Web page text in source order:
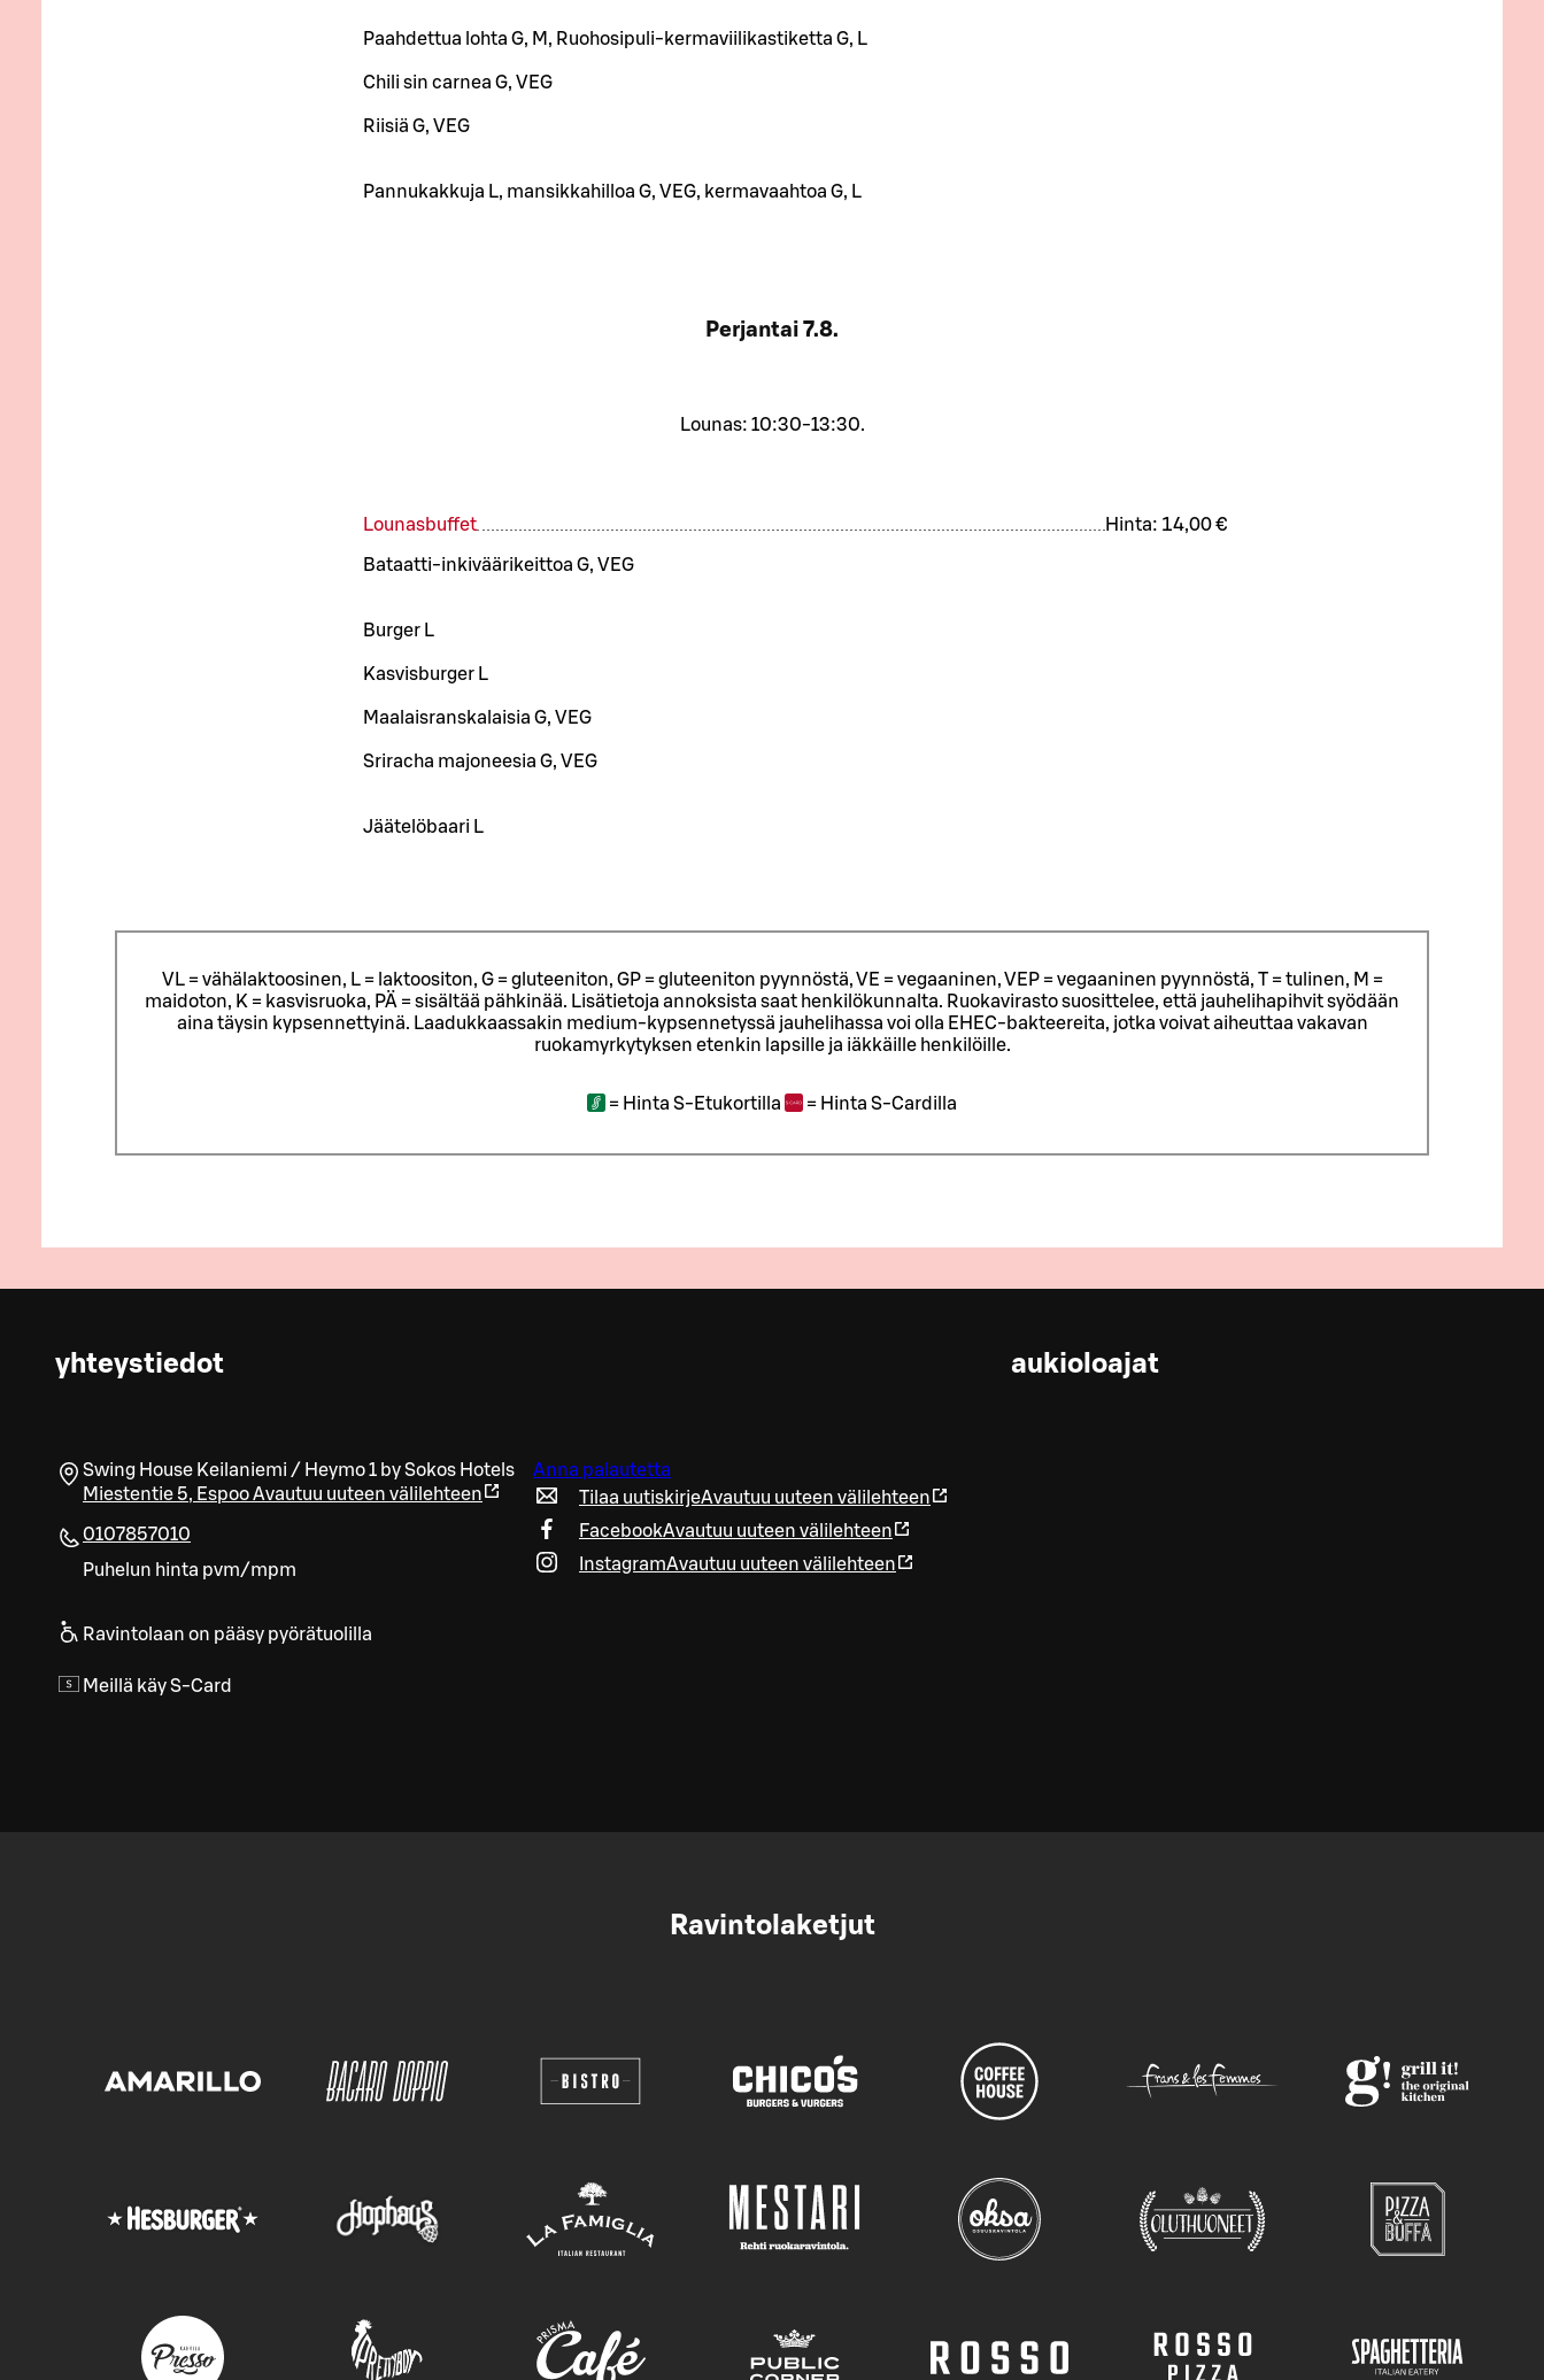
Paahdettua lohta G, M, Ruohosipuli-kermaviilikastiketta G, L
Chili sin carnea G, VEG
Riisiä G, VEG
Pannukakkuja L, mansikkahilloa G, VEG, kermavaahtoa G, L
Perjantai 7.8.
Lounas: 10:30-13:30.
Lounasbuffet Hinta: 14,00 €
Bataatti-inkiväärikeittoa G, VEG
Burger L
Kasvisburger L
Maalaisranskalaisia G, VEG
Sriracha majoneesia G, VEG
Jäätelöbaari L
VL = vähälaktoosinen, L = laktoositon, G = gluteeniton, GP = gluteeniton pyynnöstä, VE = vegaaninen, VEP = vegaaninen pyynnöstä, T = tulinen, M =
maidoton, K = kasvisruoka, PÄ = sisältää pähkinää. Lisätietoja annoksista saat henkilökunnalta. Ruokavirasto suosittelee, että jauhelihapihvit syödään
aina täysin kypsennettyinä. Laadukkaassakin medium-kypsennetyssä jauhelihassa voi olla EHEC-bakteereita, jotka voivat aiheuttaa vakavan
ruokamyrkytyksen etenkin lapsille ja iäkkäille henkilöille.
= Hinta S-Etukortilla = Hinta S-Cardilla
yhteystiedot
Swing House Keilaniemi / Heymo 1 by Sokos Hotels
Miestentie 5, EspooAvautuu uuteen välilehteen
0107857010
Puhelun hinta pvm/mpm
Ravintolaan on pääsy pyörätuolilla
Meillä käy S-Card
Anna palautetta
Tilaa uutiskirjeAvautuu uuteen välilehteen
FacebookAvautuu uuteen välilehteen
InstagramAvautuu uuteen välilehteen
aukioloajat
Ravintolaketjut